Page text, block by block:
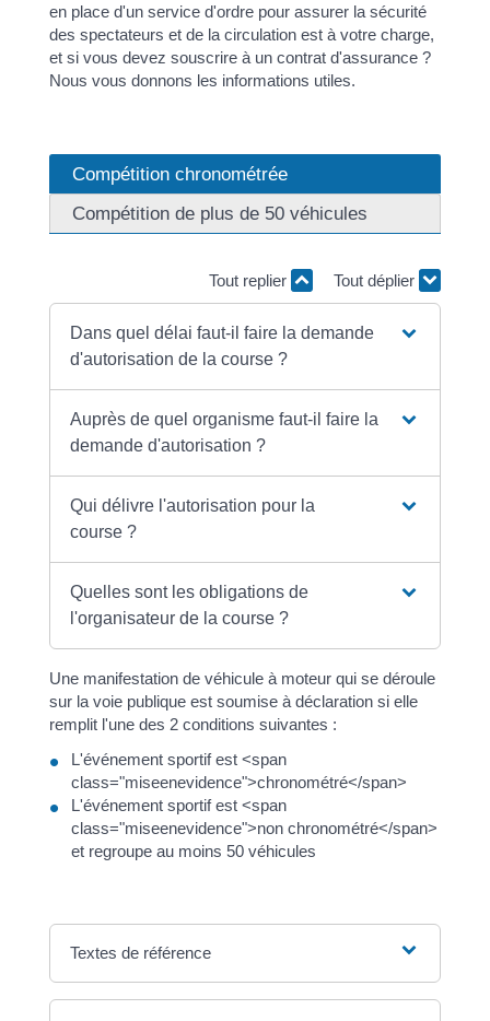
en place d'un service d'ordre pour assurer la sécurité
des spectateurs et de la circulation est à votre charge,
et si vous devez souscrire à un contrat d'assurance ?
Nous vous donnons les informations utiles.
Compétition chronométrée
Compétition de plus de 50 véhicules
Tout replier Tout déplier
Dans quel délai faut-il faire la demande
d'autorisation de la course ?
Auprès de quel organisme faut-il faire la
demande d'autorisation ?
Qui délivre l'autorisation pour la
course ?
Quelles sont les obligations de
l'organisateur de la course ?
Une manifestation de véhicule à moteur qui se déroule
sur la voie publique est soumise à déclaration si elle
remplit l'une des 2 conditions suivantes :
L'événement sportif est <span
class="miseenevidence">chronométré</span>
L'événement sportif est <span
class="miseenevidence">non chronométré</span>
et regroupe au moins 50 véhicules
Textes de référence